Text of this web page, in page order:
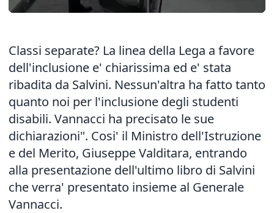
Classi separate? La linea della Lega a favore
dell'inclusione e' chiarissima ed e' stata
ribadita da Salvini. Nessun'altra ha fatto tanto
quanto noi per l'inclusione degli studenti
disabili. Vannacci ha precisato le sue
dichiarazioni". Cosi' il Ministro dell'Istruzione
e del Merito, Giuseppe Valditara, entrando
alla presentazione dell'ultimo libro di Salvini
che verra' presentato insieme al Generale
Vannacci.